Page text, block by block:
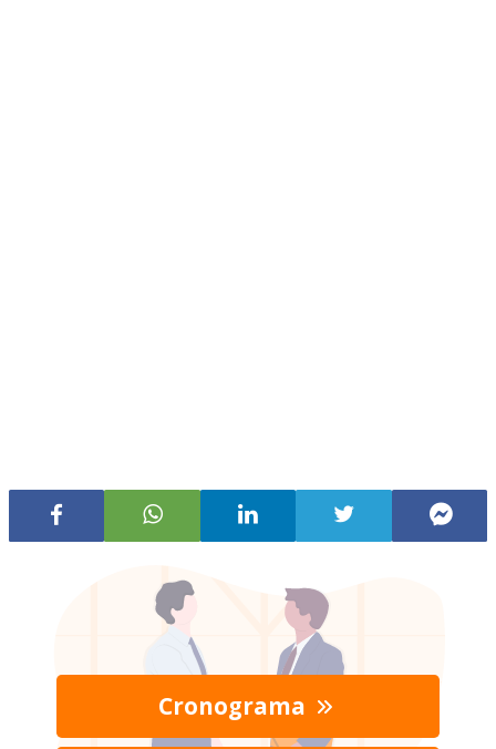
Cronograma